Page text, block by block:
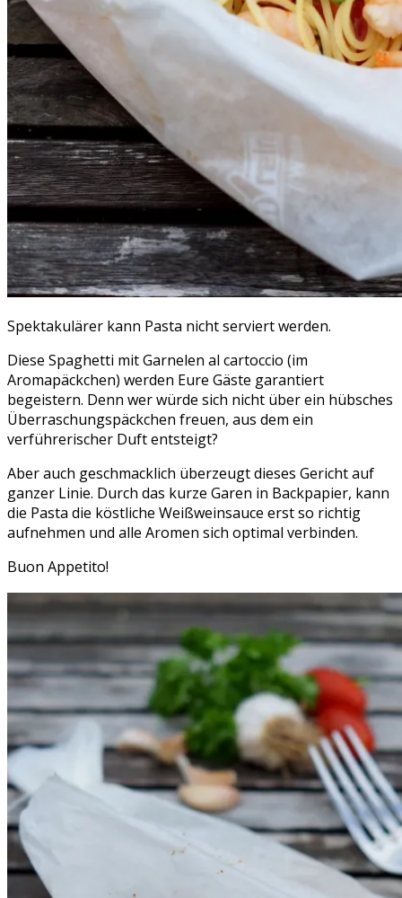
Spektakulärer kann Pasta nicht serviert werden.
Diese Spaghetti mit Garnelen al cartoccio (im
Aromapäckchen) werden Eure Gäste garantiert
begeistern. Denn wer würde sich nicht über ein hübsches
Überraschungspäckchen freuen, aus dem ein
verführerischer Duft entsteigt?
Aber auch geschmacklich überzeugt dieses Gericht auf
ganzer Linie. Durch das kurze Garen in Backpapier, kann
die Pasta die köstliche Weißweinsauce erst so richtig
aufnehmen und alle Aromen sich optimal verbinden.
Buon Appetito!